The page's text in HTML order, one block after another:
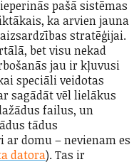
pašā sistēmas
ka arvien jauna
stratēģijai.
bet visu nekad
jau ir kļuvusi
speciāli veidotas
sagādāt vēl lielākus
failus, un
tādus
domu – nevienam es
datora). Tas ir